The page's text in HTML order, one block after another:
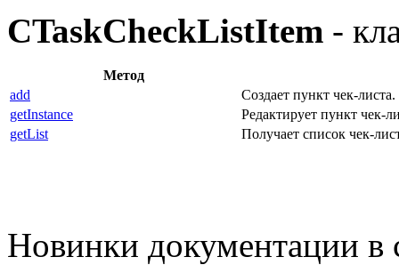
CTaskCheckListItem -
Метод
add
Создает пункт чек-листа.
getInstance
Редактирует пункт чек-
getList
Получает список чек-
Новинки документации в